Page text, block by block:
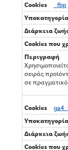
ή
ς
π
ρ
ο
ώ
θ
η
σ
η
ς
_fbp
σειράς
σε πραγματικό